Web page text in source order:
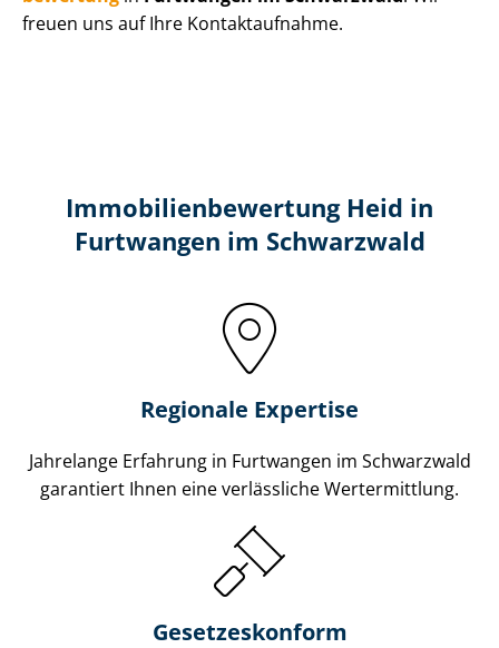
freuen uns auf Ihre Kontaktaufnahme.
Immobilien­bewertung Heid in
Furtwangen im Schwarzwald
Regionale Expertise
Jahrelange Erfahrung in Furtwangen im Schwarzwald
garantiert Ihnen eine verlässliche Wertermittlung.
Gesetzes­konform